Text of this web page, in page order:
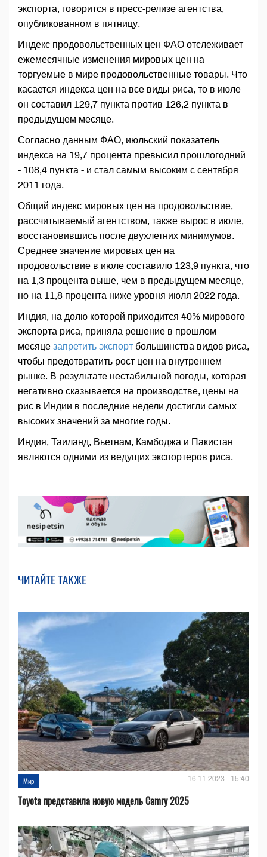
экспорта, говорится в пресс-релизе агентства,
опубликованном в пятницу.
Индекс продовольственных цен ФАО отслеживает
ежемесячные изменения мировых цен на
торгуемые в мире продовольственные товары. Что
касается индекса цен на все виды риса, то в июле
он составил 129,7 пункта против 126,2 пункта в
предыдущем месяце.
Согласно данным ФАО, июльский показатель
индекса на 19,7 процента превысил прошлогодний
- 108,4 пункта - и стал самым высоким с сентября
2011 года.
Общий индекс мировых цен на продовольствие,
рассчитываемый агентством, также вырос в июле,
восстановившись после двухлетних минимумов.
Среднее значение мировых цен на
продовольствие в июле составило 123,9 пункта, что
на 1,3 процента выше, чем в предыдущем месяце,
но на 11,8 процента ниже уровня июля 2022 года.
Индия, на долю которой приходится 40% мирового
экспорта риса, приняла решение в прошлом
месяце запретить экспорт большинства видов риса,
чтобы предотвратить рост цен на внутреннем
рынке. В результате нестабильной погоды, которая
негативно сказывается на производстве, цены на
рис в Индии в последние недели достигли самых
высоких значений за многие годы.
Индия, Таиланд, Вьетнам, Камбоджа и Пакистан
являются одними из ведущих экспортеров риса.
ЧИТАЙТЕ ТАКЖЕ
Мир 16.11.2023 - 15:40
Toyota представила новую модель Camry 2025